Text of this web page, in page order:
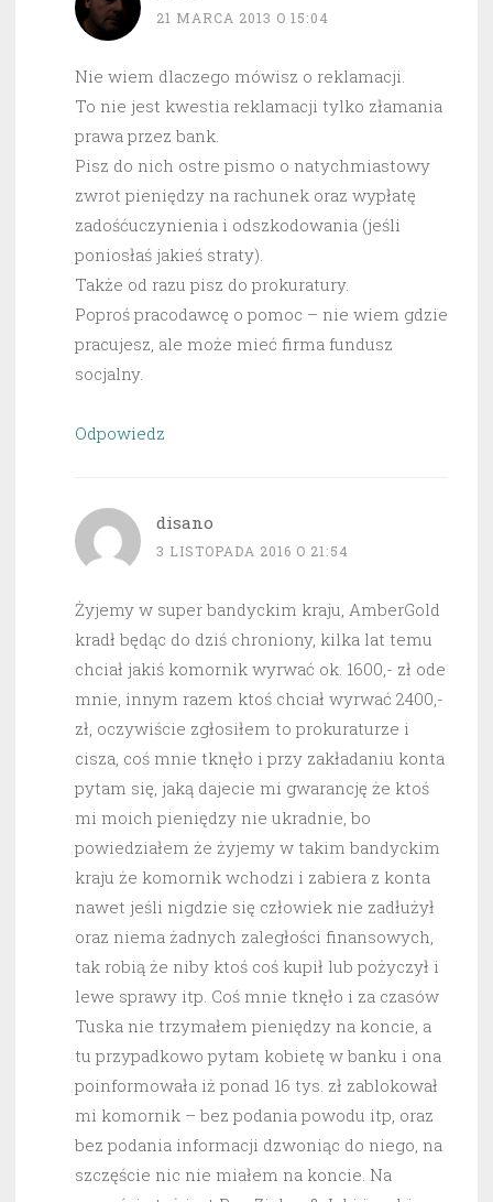
21 MARCA 2013 O 15:04
Nie wiem dlaczego mówisz o reklamacji.
To nie jest kwestia reklamacji tylko złamania
prawa przez bank.
Pisz do nich ostre pismo o natychmiastowy
zwrot pieniędzy na rachunek oraz wypłatę
zadośćuczynienia i odszkodowania (jeśli
poniosłaś jakieś straty).
Także od razu pisz do prokuratury.
Poproś pracodawcę o pomoc – nie wiem gdzie
pracujesz, ale może mieć firma fundusz
socjalny.
Odpowiedz
disano
3 LISTOPADA 2016 O 21:54
Żyjemy w super bandyckim kraju, AmberGold
kradł będąc do dziś chroniony, kilka lat temu
chciał jakiś komornik wyrwać ok. 1600,- zł ode
mnie, innym razem ktoś chciał wyrwać 2400,-
zł, oczywiście zgłosiłem to prokuraturze i
cisza, coś mnie tknęło i przy zakładaniu konta
pytam się, jaką dajecie mi gwarancję że ktoś
mi moich pieniędzy nie ukradnie, bo
powiedziałem że żyjemy w takim bandyckim
kraju że komornik wchodzi i zabiera z konta
nawet jeśli nigdzie się człowiek nie zadłużył
oraz niema żadnych zaległości finansowych,
tak robią że niby ktoś coś kupił lub pożyczył i
lewe sprawy itp. Coś mnie tknęło i za czasów
Tuska nie trzymałem pieniędzy na koncie, a
tu przypadkowo pytam kobietę w banku i ona
poinformowała iż ponad 16 tys. zł zablokował
mi komornik – bez podania powodu itp, oraz
bez podania informacji dzwoniąc do niego, na
szczęście nic nie miałem na koncie. Na